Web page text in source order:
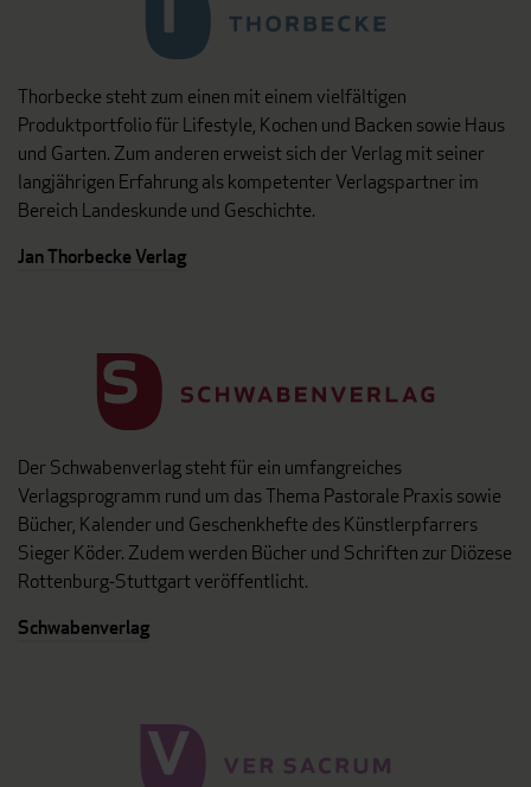
Thorbecke steht zum einen mit einem vielfältigen
Produktportfolio für Lifestyle, Kochen und Backen sowie Haus
und Garten. Zum anderen erweist sich der Verlag mit seiner
langjährigen Erfahrung als kompetenter Verlagspartner im
Bereich Landeskunde und Geschichte.
Jan Thorbecke Verlag
Der Schwabenverlag steht für ein umfangreiches
Verlagsprogramm rund um das Thema Pastorale Praxis sowie
Bücher, Kalender und Geschenkhefte des Künstlerpfarrers
Sieger Köder. Zudem werden Bücher und Schriften zur Diözese
Rottenburg-Stuttgart veröffentlicht.
Schwabenverlag